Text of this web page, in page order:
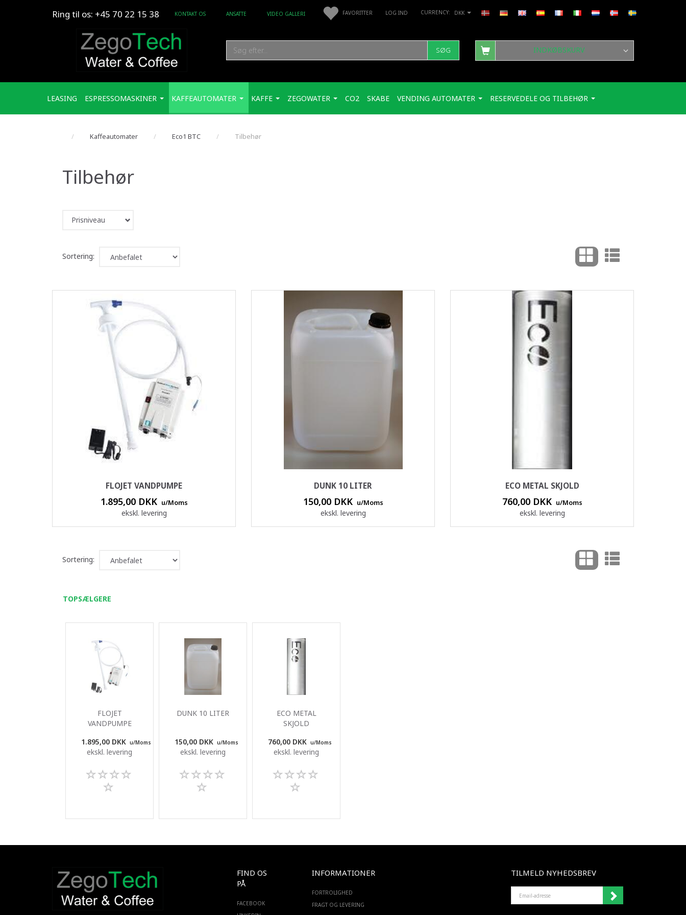
DKK
FAVORITTER LOG IND
Ring til os: +45 70 22 15 38 KONTAKT OS ANSATTE VIDEO GALLERI
SØG INDKØBSKURV
LEASING ESPRESSOMASKINER KAFFEAUTOMATER KAFFE ZEGOWATER CO2 SKABE VENDING AUTOMATER RESERVEDELE OG TILBEHØR
Kaffeautomater Eco1 BTC Tilbehør
Tilbehør
Prisniveau
Sortering:
FLOJET VANDPUMPE
1.895,00 DKK u/Moms
ekskl. levering
DUNK 10 LITER
150,00 DKK u/Moms
ekskl. levering
ECO METAL SKJOLD
760,00 DKK u/Moms
ekskl. levering
Sortering:
TOPSÆLGERE
FLOJET
VANDPUMPE
1.895,00 DKK u/Moms
ekskl. levering
DUNK 10 LITER
150,00 DKK u/Moms
ekskl. levering
ECO METAL
SKJOLD
760,00 DKK u/Moms
ekskl. levering
FIND OS
PÅ
FACEBOOK
INFORMATIONER
FORTROLIGHED
FRAGT OG LEVERING
TILMELD NYHEDSBREV
ADRESSE